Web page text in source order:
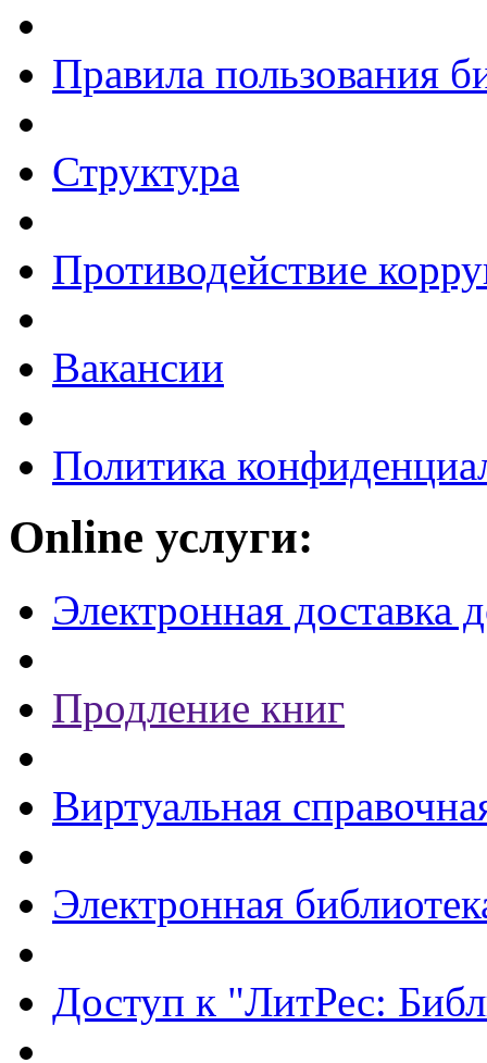
Правила пользования
Структура
Противодействие
Вакансии
Политика
Online услуги:
Электронная доставка
Продление книг
Виртуальная
Электронная
Доступ к "ЛитРес: